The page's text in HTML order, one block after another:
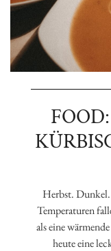
Herbst.
Temperaturen
als eine
heute eine